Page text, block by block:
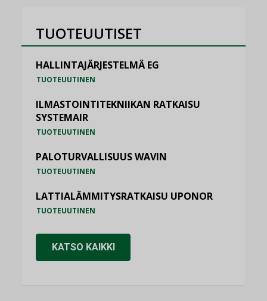
TUOTEUUTISET
HALLINTAJÄRJESTELMÄ EG
TUOTEUUTINEN
ILMASTOINTITEKNIIKAN RATKAISU
SYSTEMAIR
TUOTEUUTINEN
PALOTURVALLISUUS WAVIN
TUOTEUUTINEN
LATTIALÄMMITYSRATKAISU UPONOR
TUOTEUUTINEN
KATSO KAIKKI